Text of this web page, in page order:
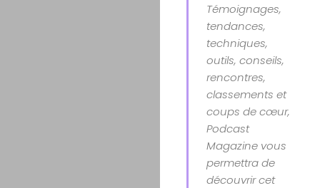
Témoignages,
tendances,
techniques,
outils, conseils,
rencontres,
classements et
coups de cœur,
Podcast
Magazine vous
permettra de
découvrir cet